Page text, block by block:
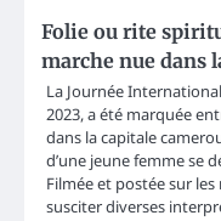
Folie ou rite
marche nue dans
La Journée
2023, a été marquée
dans la capitale
d’une jeune femme se
Filmée et postée sur
susciter diverses